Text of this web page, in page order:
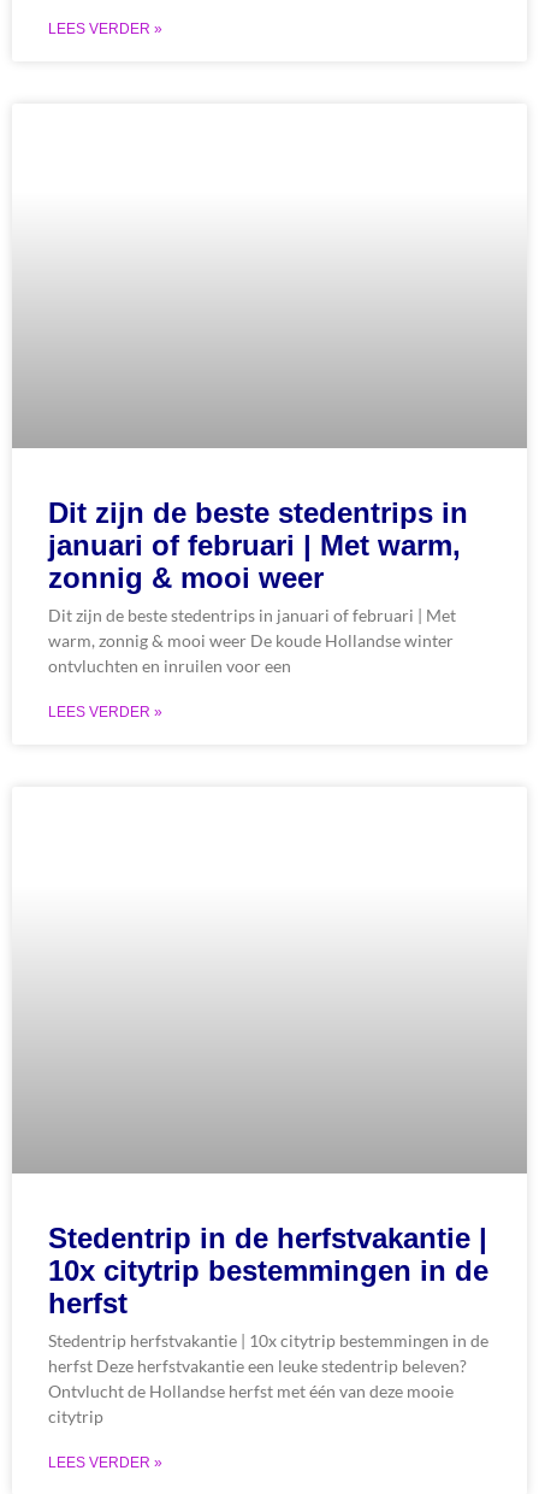
LEES VERDER »
Dit zijn de beste stedentrips in
januari of februari | Met warm,
zonnig & mooi weer
Dit zijn de beste stedentrips in januari of februari | Met
warm, zonnig & mooi weer De koude Hollandse winter
ontvluchten en inruilen voor een
LEES VERDER »
Stedentrip in de herfstvakantie |
10x citytrip bestemmingen in de
herfst
Stedentrip herfstvakantie | 10x citytrip bestemmingen in de
herfst Deze herfstvakantie een leuke stedentrip beleven?
Ontvlucht de Hollandse herfst met één van deze mooie
citytrip
LEES VERDER »